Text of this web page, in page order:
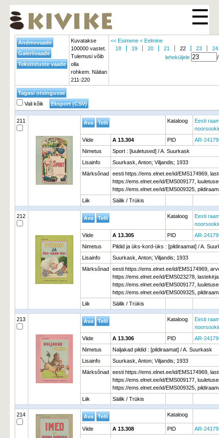
☰
Kuvatakse
100000 vastet.
Tulemusi võib
olla
rohkem. Näitan
211-220
<< Esimene < Eelmine
18
19 20 21 22 23
24
leheküljele
Vali kõik
211 Kataloog
Eesti
Viide
A 13.304 PID
AR-
Nimetus
Sport : [luuletused] / A. Suurkask
Lisainfo
Suurkask, Anton; Viljandis; 1933
Märksõnad eesti https://ems.elnet.ee/id/EMS174969,
https://ems.elnet.ee/id/EMS009177,
https://ems.elnet.ee/id/EMS009325,
Liik
Säilik / Trükis
212 Kataloog
Eesti
Viide
A 13.305 PID
AR-
Nimetus
Pildid ja üks-kord-üks : [pildiraamat] / A.
Lisainfo
Suurkask, Anton; Viljandis; 1933
Märksõnad eesti https://ems.elnet.ee/id/EMS174969,
https://ems.elnet.ee/id/EMS023278,
https://ems.elnet.ee/id/EMS009177,
https://ems.elnet.ee/id/EMS009325,
Liik
Säilik / Trükis
213 Kataloog
Eesti
Viide
A 13.306 PID
AR-
Nimetus
Naljakad pildid : [pildiraamat] / A. Suurkask
Lisainfo
Suurkask, Anton; Viljandis; 1933
Märksõnad eesti https://ems.elnet.ee/id/EMS174969,
https://ems.elnet.ee/id/EMS009177,
https://ems.elnet.ee/id/EMS009325,
Liik
Säilik / Trükis
214 Kataloog
Viide A 13.308 PID
AR-